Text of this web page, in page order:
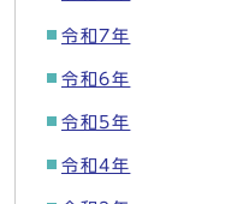
令和7年
令和6年
令和5年
令和4年